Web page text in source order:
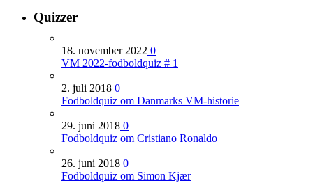
Quizzer
18. november 2022 0
VM 2022-fodboldquiz # 1
2. juli 2018 0
Fodboldquiz om Danmarks VM-historie
29. juni 2018 0
Fodboldquiz om Cristiano Ronaldo
26. juni 2018 0
Fodboldquiz om Simon Kjær